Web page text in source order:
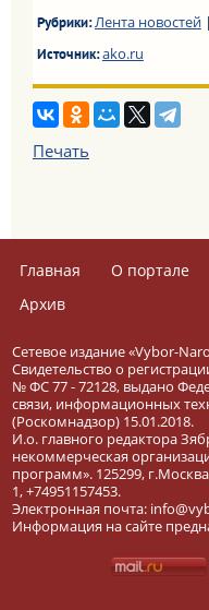
Рубрики:Лента новостей|
Источник:ako.ru
Печать
Главная О портале
Архив
Сетевое издание «Vybor-
Свидетельство о
№ ФС 77 - 72128, выдано
связи, информационных
(Роскомнадзор) 15.01.2018.
И.о. главного редактора
некоммерческая
программ». 125299,
1, +74951157453.
Электронная почта:
Информация на сайте